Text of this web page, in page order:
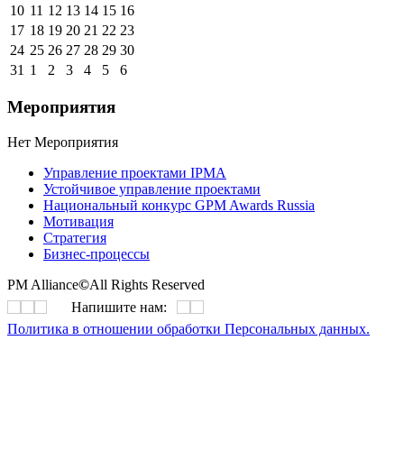
10 11 12 13 14 15 16
17 18 19 20 21 22 23
24 25 26 27 28 29 30
31 1 2 3 4 5 6
Мероприятия
Нет Мероприятия
Управление проектами IPMA
Устойчивое управление проектами
Национальный конкурс GPM Awards Russia
Мотивация
Стратегия
Бизнес-процессы
PM Alliance©All Rights Reserved
Напишите нам:
Политика в отношении обработки Персональных данных.